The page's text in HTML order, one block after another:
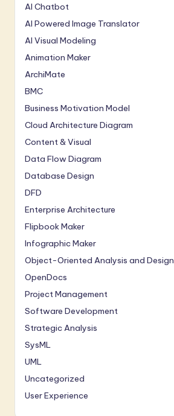
AI Chatbot
AI Powered Image Translator
AI Visual Modeling
Animation Maker
ArchiMate
BMC
Business Motivation Model
Cloud Architecture Diagram
Content & Visual
Data Flow Diagram
Database Design
DFD
Enterprise Architecture
Flipbook Maker
Infographic Maker
Object-Oriented Analysis and Design
OpenDocs
Project Management
Software Development
Strategic Analysis
SysML
UML
Uncategorized
User Experience